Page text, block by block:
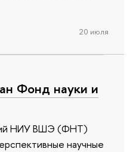
20 июля
Фонд науки и
НИУ ВШЭ (ФНТ)
научные